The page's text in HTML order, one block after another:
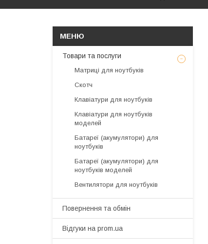
Товари та послуги
Матриці для ноутбуків
Скотч
Клавіатури для ноутбуків
Клавіатури для ноутбуків
моделей
Батареї (акумулятори) для
ноутбуків
Батареї (акумулятори) для
ноутбуків моделей
Вентилятори для ноутбуків
Повернення та обмін
Відгуки на prom.ua